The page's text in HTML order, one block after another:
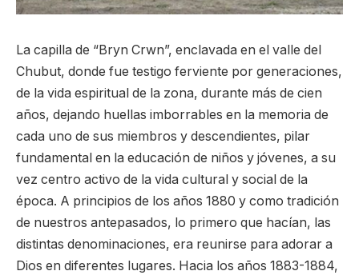
La capilla de “Bryn Crwn”, enclavada en el valle del
Chubut, donde fue testigo ferviente por generaciones,
de la vida espiritual de la zona, durante más de cien
años, dejando huellas imborrables en la memoria de
cada uno de sus miembros y descendientes, pilar
fundamental en la educación de niños y jóvenes, a su
vez centro activo de la vida cultural y social de la
época. A principios de los años 1880 y como tradición
de nuestros antepasados, lo primero que hacían, las
distintas denominaciones, era reunirse para adorar a
Dios en diferentes lugares. Hacia los años 1883-1884,